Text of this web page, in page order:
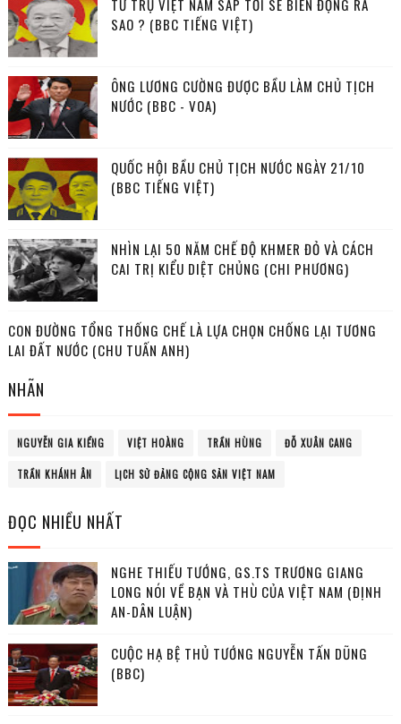
TỨ TRỤ VIỆT NAM SẮP TỚI SẼ BIẾN ĐỘNG RA
SAO ? (BBC TIẾNG VIỆT)
ÔNG LƯƠNG CƯỜNG ĐƯỢC BẦU LÀM CHỦ TỊCH
NƯỚC (BBC - VOA)
QUỐC HỘI BẦU CHỦ TỊCH NƯỚC NGÀY 21/10
(BBC TIẾNG VIỆT)
NHÌN LẠI 50 NĂM CHẾ ĐỘ KHMER ĐỎ VÀ CÁCH
CAI TRỊ KIỂU DIỆT CHỦNG (CHI PHƯƠNG)
CON ĐƯỜNG TỔNG THỐNG CHẾ LÀ LỰA CHỌN CHỐNG LẠI TƯƠNG
LAI ĐẤT NƯỚC (CHU TUẤN ANH)
NHÃN
NGUYỄN GIA KIỂNG VIỆT HOÀNG TRẦN HÙNG ĐỖ XUÂN CANG
TRẦN KHÁNH ÂN LỊCH SỬ ĐẢNG CỘNG SẢN VIỆT NAM
ĐỌC NHIỀU NHẤT
NGHE THIẾU TƯỚNG, GS.TS TRƯƠNG GIANG
LONG NÓI VỀ BẠN VÀ THÙ CỦA VIỆT NAM (ĐỊNH
AN-DÂN LUẬN)
CUỘC HẠ BỆ THỦ TƯỚNG NGUYỄN TẤN DŨNG
(BBC)